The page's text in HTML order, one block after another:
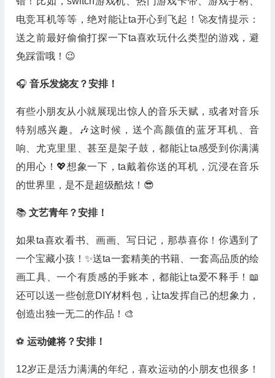
电竞耳机等等，绝对能让ta开心到飞起！🚀友情提示：
送之前最好偷偷打探一下ta喜欢玩什么类型的游戏，避
免踩雷哦！😉
🎧 音乐发烧友？安排！
有些小朋友从小就展现出惊人的音乐天赋，或者对音乐
特别感兴趣。🎶这时候，送个高颜值的蓝牙耳机、音
响、尤克里里、甚至是架子鼓，都能让ta感受到你满满
的用心！💖想象一下，ta戴着你送的耳机，沉浸在音乐
的世界里，是不是超级酷炫！😎
📚 文艺青年？安排！
如果ta喜欢看书、画画、写日记，那恭喜你！你遇到了
一个宝藏小孩！✨送ta一套精美的书籍、一套高品质的绘
画工具、一个有质感的手账本，都能让ta爱不释手！📖
还可以送一些创意DIY材料包，让ta发挥自己的想象力，
创造出独一无二的作品！🎨
⚽️ 运动健将？安排！
12岁正是活力满满的年纪，喜欢运动的小朋友也很多！